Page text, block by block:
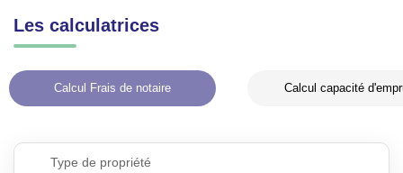
Les calculatrices
Calcul Frais de notaire Calcul capacité